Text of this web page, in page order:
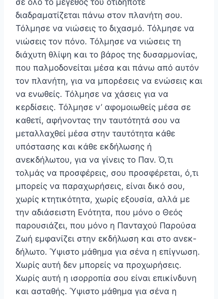
σε όλο το μέγεθος του οτιδήποτε
διαδραματίζεται πάνω στον πλανήτη σου.
Τόλμησε να νιώσεις το διχασμό. Τόλμησε να
νιώσεις τον πόνο. Τόλμησε να νιώσεις τη
διάχυτη θλίψη και το βάρος της δυσαρμονίας,
που παλμοδονείται μέσα και πάνω από αυτόν
τον πλανήτη, για να μπορέσεις να ενώσεις και
να ενωθείς. Τόλμησε να χάσεις για να
κερδίσεις. Τόλμησε ν’ αφομοιωθείς μέσα σε
καθετί, αφήνοντας την ταυτότητά σου να
μεταλλαχθεί μέσα στην ταυτότητα κάθε
υπόστα­σης και κάθε εκδήλωσης ή
ανεκδήλωτου, για να γίνεις το Παν. Ό,τι
τολμάς να προσφέρεις, σου προσφέρεται, ό,τι
μπορείς να παραχωρήσεις, είναι δικό σου,
χωρίς κτητικότητα, χωρίς εξουσία, αλλά με
την αδιάσειστη Ενότητα, που μόνο ο Θεός
παρουσιάζει, που μόνο η Πανταχού Παρούσα
Ζωή εμφανίζει στην εκδήλωση και στο ανεκ­
δήλωτο. Ύψιστο μάθημα για σένα η επίγνωση.
Χωρίς αυτή δεν μπορείς να προχωρήσεις.
Χωρίς αυτή η ισορροπία σου είναι επικίνδυνη
και ασταθής. Ύψιστο μάθημα για σένα η